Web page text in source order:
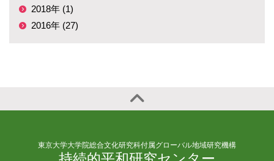
2018年 (1)
2016年 (27)
東京大学大学院総合文化研究科付属グローバル地域研究機構